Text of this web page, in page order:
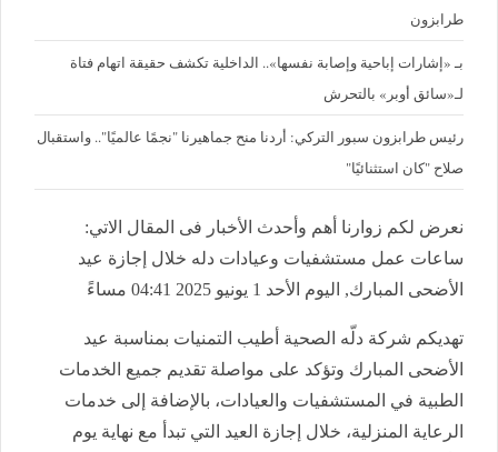
طرابزون
بـ «إشارات إباحية وإصابة نفسها».. الداخلية تكشف حقيقة اتهام فتاة
لـ«سائق أوبر» بالتحرش
رئيس طرابزون سبور التركي: أردنا منح جماهيرنا "نجمًا عالميًا".. واستقبال
صلاح "كان استثنائيًا"
نعرض لكم زوارنا أهم وأحدث الأخبار فى المقال الاتي:
ساعات عمل مستشفيات وعيادات دله خلال إجازة عيد
الأضحى المبارك, اليوم الأحد 1 يونيو 2025 04:41 مساءً
تهديكم شركة دلّه الصحية أطيب التمنيات بمناسبة عيد
الأضحى المبارك وتؤكد على مواصلة تقديم جميع الخدمات
الطبية في المستشفيات والعيادات، بالإضافة إلى خدمات
الرعاية المنزلية، خلال إجازة العيد التي تبدأ مع نهاية يوم